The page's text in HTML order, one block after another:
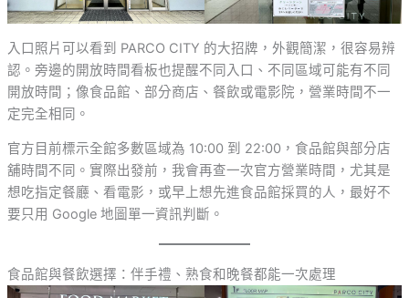
入口照片可以看到 PARCO CITY 的大招牌，外觀簡潔，很容易辨
認。旁邊的開放時間看板也提醒不同入口、不同區域可能有不同
開放時間；像食品館、部分商店、餐飲或電影院，營業時間不一
定完全相同。
官方目前標示全館多數區域為 10:00 到 22:00，食品館與部分店
舖時間不同。實際出發前，我會再查一次官方營業時間，尤其是
想吃指定餐廳、看電影，或早上想先進食品館採買的人，最好不
要只用 Google 地圖單一資訊判斷。
食品館與餐飲選擇：伴手禮、熟食和晚餐都能一次處理